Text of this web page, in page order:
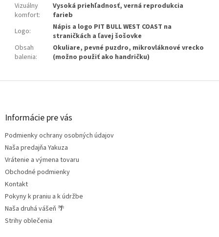
Vizuálny
komfort:
Vysoká priehľadnosť, verná reprodukcia
farieb
Logo:
Nápis a logo PIT BULL WEST COAST na
straničkách a ľavej šošovke
Obsah
balenia:
Okuliare, pevné puzdro, mikrovláknové vrecko
(možno použiť ako handričku)
Z
Informácie pre vás
Podmienky ochrany osobných údajov
Naša predajňa Yakuza
Vrátenie a výmena tovaru
Obchodné podmienky
Kontakt
Pokyny k praniu a k údržbe
Naša druhá vášeň 🌴
Strihy oblečenia